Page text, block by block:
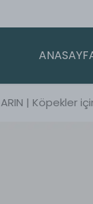
ARIN | Köpekler